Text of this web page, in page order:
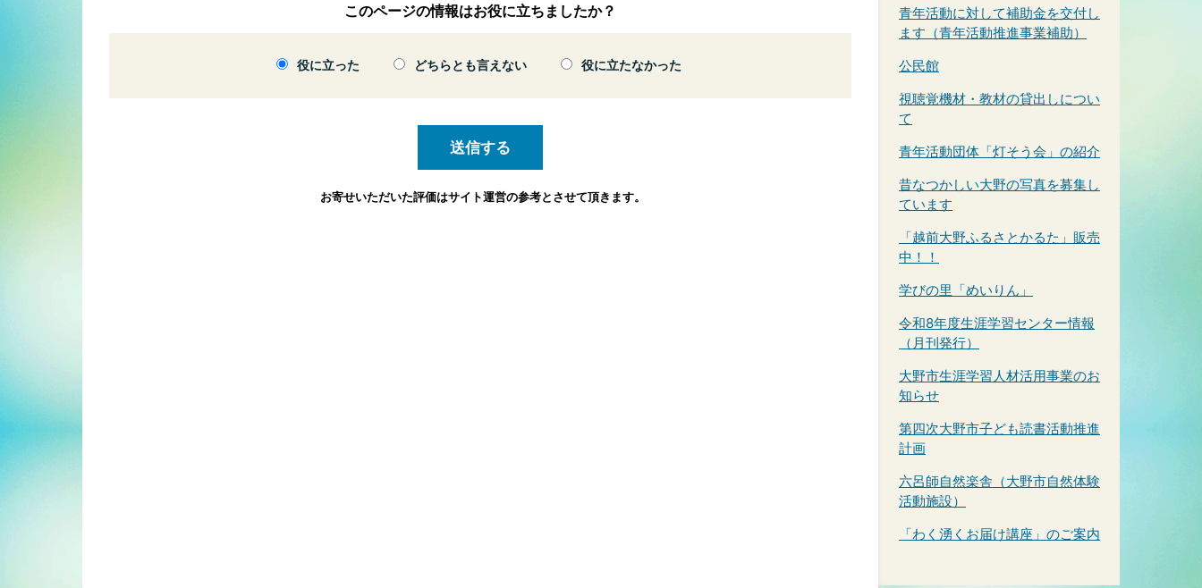
このページの情報はお役に立ちましたか？
役に立った どちらとも言えない 役に立たなかった
お寄せいただいた評価はサイト運営の参考とさせて頂きます。
青年活動に対して補助金を交付し
ます（青年活動推進事業補助）
公民館
視聴覚機材・教材の貸出しについ
て
青年活動団体「灯そう会」の紹介
昔なつかしい大野の写真を募集し
ています
「越前大野ふるさとかるた」販売
中！！
学びの里「めいりん」
令和8年度生涯学習センター情報
（月刊発行）
大野市生涯学習人材活用事業のお
知らせ
第四次大野市子ども読書活動推進
計画
六呂師自然楽舎（大野市自然体験
活動施設）
「わく湧くお届け講座」のご案内